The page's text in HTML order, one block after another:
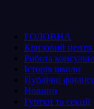
ГОЛОВНА
Кризовий центр
Робота
Історія школи
Публічні
Новини
Гуртки та секції